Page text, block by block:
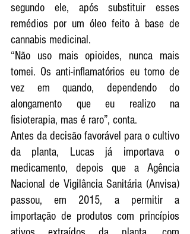
segundo ele, após substituir esses
remédios por um óleo feito à base de
cannabis medicinal.
“Não uso mais opioides, nunca mais
tomei. Os anti-inflamatórios eu tomo de
vez em quando, dependendo do
alongamento que eu realizo na
fisioterapia, mas é raro”, conta.
Antes da decisão favorável para o cultivo
da planta, Lucas já importava o
medicamento, depois que a Agência
Nacional de Vigilância Sanitária (Anvisa)
passou, em 2015, a permitir a
importação de produtos com princípios